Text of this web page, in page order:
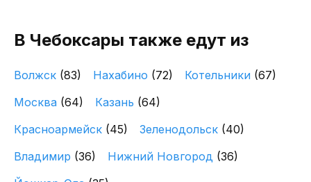
В Чебоксары также едут из
Волжск (83) Нахабино (72) Котельники (67)
Москва (64) Казань (64)
Красноармейск (45) Зеленодольск (40)
Владимир (36) Нижний Новгород (36)